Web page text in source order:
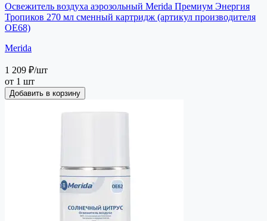
Освежитель воздуха аэрозольный Merida Премиум Энергия
Тропиков 270 мл сменный картридж (артикул производителя
OE68)
Merida
1 209 ₽/шт
от 1 шт
Добавить в корзину